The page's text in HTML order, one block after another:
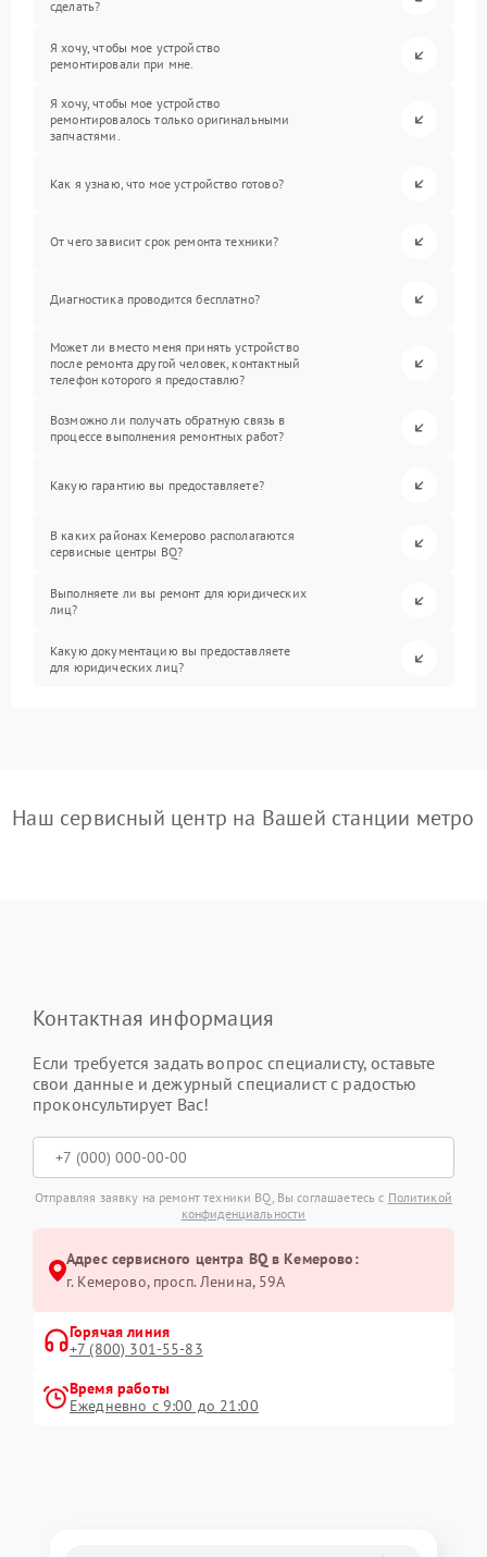
сделать?
Я хочу, чтобы мое устройство
ремонтировали при мне.
Я хочу, чтобы мое устройство
ремонтировалось только оригинальными
запчастями.
Как я узнаю, что мое устройство готово?
От чего зависит срок ремонта техники?
Диагностика проводится бесплатно?
Может ли вместо меня принять устройство
после ремонта другой человек, контактный
телефон которого я предоставлю?
Возможно ли получать обратную связь в
процессе выполнения ремонтных работ?
Какую гарантию вы предоставляете?
В каких районах Кемерово располагаются
сервисные центры BQ?
Выполняете ли вы ремонт для юридических
лиц?
Какую документацию вы предоставляете
для юридических лиц?
Наш сервисный центр на Вашей станции метро
Контактная информация
Если требуется задать вопрос специалисту, оставьте
свои данные и дежурный специалист с радостью
проконсультирует Вас!
Отправляя заявку на ремонт техники BQ, Вы соглашаетесь с Политикой
конфиденциальности
Адрес сервисного центра BQ в Кемерово:
г. Кемерово, просп. Ленина, 59А
Горячая линия
+7 (800) 301-55-83
Время работы
Ежедневно с 9:00 до 21:00